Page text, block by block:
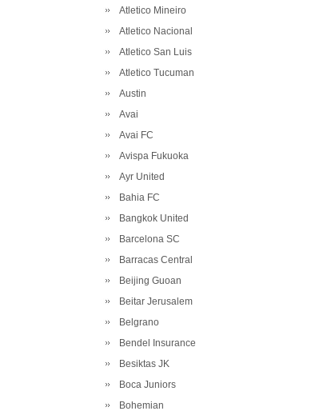
Atletico Mineiro
Atletico Nacional
Atletico San Luis
Atletico Tucuman
Austin
Avai
Avai FC
Avispa Fukuoka
Ayr United
Bahia FC
Bangkok United
Barcelona SC
Barracas Central
Beijing Guoan
Beitar Jerusalem
Belgrano
Bendel Insurance
Besiktas JK
Boca Juniors
Bohemian